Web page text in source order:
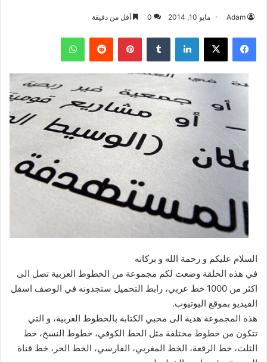
Adam مايو 10, 2014 0 أقل من دقيقة
فيسبوك ‫X لينكدإن بينتيريست واتساب
السلام عليكم و رحمة الله و بركاته
في هذه الحلقة وضعت لكم مجموعة من الخطوط العربية تصل الى
اكثر من 1000 خط عربي، رابط التحميل ستجدونه في الوصف اسفل
الفيديو بموقع اليوتيوب.
هذه المجموعة هدية الى محبي الكتابة بالخطوط العربية، و التي
تتكون من خطوط مختلفة مثل الخط الكوفي، خطوط النسخ، خط
الثلث، خط الرقعة، الخط المغربي، الفارسي، الخط الحر، خط قناة